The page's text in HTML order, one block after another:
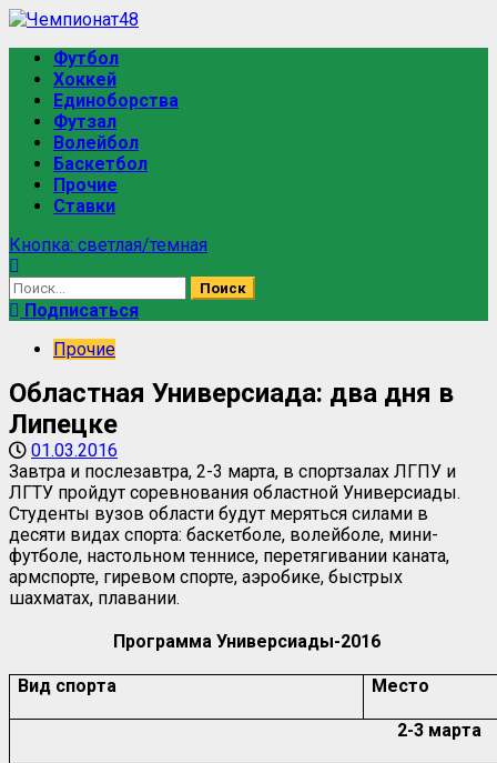
Перейти
содержимому
Основное
меню
Футбол
Хоккей
Единоборства
Футзал
Волейбол
Баскетбол
Прочие
Ставки
Кнопка: светлая/темная
Найти:
Подписаться
Прочие
Областная Универсиада: два дня в
Липецке
01.03.2016
Завтра и послезавтра, 2-3 марта, в спортзалах ЛГПУ и
ЛГТУ пройдут соревнования областной Универсиады.
Студенты вузов области будут меряться силами в
десяти видах спорта: баскетболе, волейболе, мини-
футболе, настольном теннисе, перетягивании каната,
армспорте, гиревом спорте, аэробике, быстрых
шахматах, плавании.
Программа Универсиады-2016
Вид спорта Место
2-3 марта